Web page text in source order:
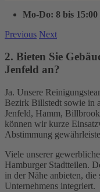
Mo-Do: 8 bis
Previous Next
2. Bieten Sie
Jenfeld an?
Ja. Unsere
Bezirk Billstedt sowie in
Jenfeld, Hamm,
können wir kurze
Abstimmung
Viele unserer
Hamburger Stadtteilen.
in der Nähe anbieten,
Unternehmens integriert.